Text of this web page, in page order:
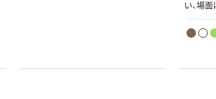
い、場
印象を